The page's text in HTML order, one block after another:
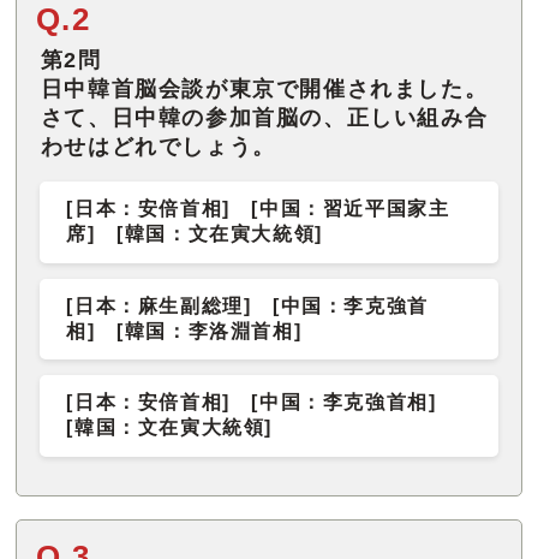
Q.2
第2問
日中韓首脳会談が東京で開催されました。
さて、日中韓の参加首脳の、正しい組み合
わせはどれでしょう。
[日本：安倍首相] [中国：習近平国家主
席] [韓国：文在寅大統領]
[日本：麻生副総理] [中国：李克強首
相] [韓国：李洛淵首相]
[日本：安倍首相] [中国：李克強首相]
[韓国：文在寅大統領]